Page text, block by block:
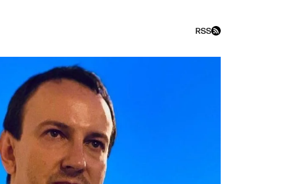
RSS
сейчас» с Ириной Бусыгиной